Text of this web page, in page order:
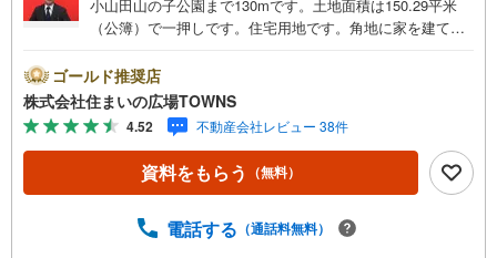
小山田山の子公園まで130mです。土地面積は150.29平米
（公簿）で一押しです。住宅用地です。角地に家を建て
考えの方にイチオシの売地がこちらです。平坦地なので、
傾斜地よりも工事費をダウンさせやすいですよ。高層ビル
などの大規模な建物が立ちにくい第一種低層住居専用地域
なので、将来も静かに生活することができますよ。【年中
無休/9:00～21:00】人気物件は特にお問い合わせが集中す
るため、お早めにお電話下さい。「室内・現地を見学す
他、各種ご相談も承っております。○住宅ローンのご相談○
ゴールド推奨店
株式会社住まいの広場TOWNS
4.52 不動産会社レビュー 38件
資料をもらう （無料）
電話する （通話料無料）